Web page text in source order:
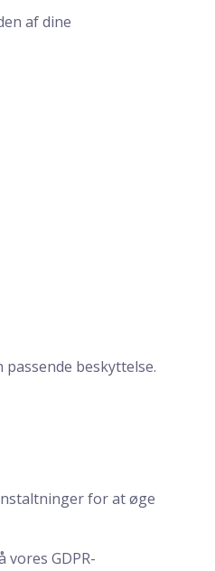
af dine
beskyttelse.
for at øge
GDPR-